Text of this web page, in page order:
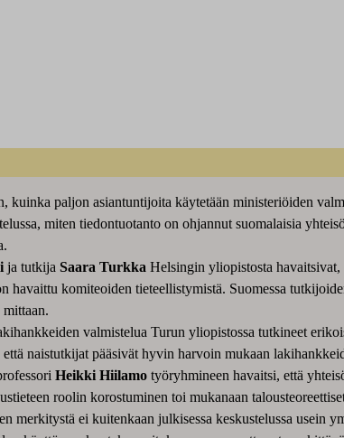
kuinka paljon asiantuntijoita käytetään ministeriöiden
miten tiedontuotanto on ohjannut suomalaisia
ja tutkija Saara Turkka Helsingin yliopistosta havaitsivat,
havaittu komiteoiden tieteellistymistä. Suomessa
valmistelua Turun yliopistossa tutkineet
naistutkijat pääsivät hyvin harvoin mukaan
Heikki Hiilamo työryhmineen havaitsi, että
roolin korostuminen toi mukanaan
merkitystä ei kuitenkaan julkisessa keskustelussa usein